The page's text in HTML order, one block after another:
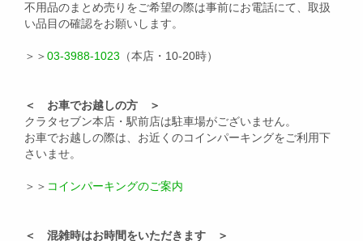
不用品のまとめ売りをご希望の際は事前にお電話にて、取扱
い品目の確認をお願いします。
＞＞03-3988-1023 （本店・10-20時）
＜ お車でお越しの方 ＞
クラタセブン本店・駅前店は駐車場がございません。
お車でお越しの際は、お近くのコインパーキングをご利用下
さいませ。
＞＞ コインパーキングのご案内
＜ 混雑時はお時間をいただきます ＞